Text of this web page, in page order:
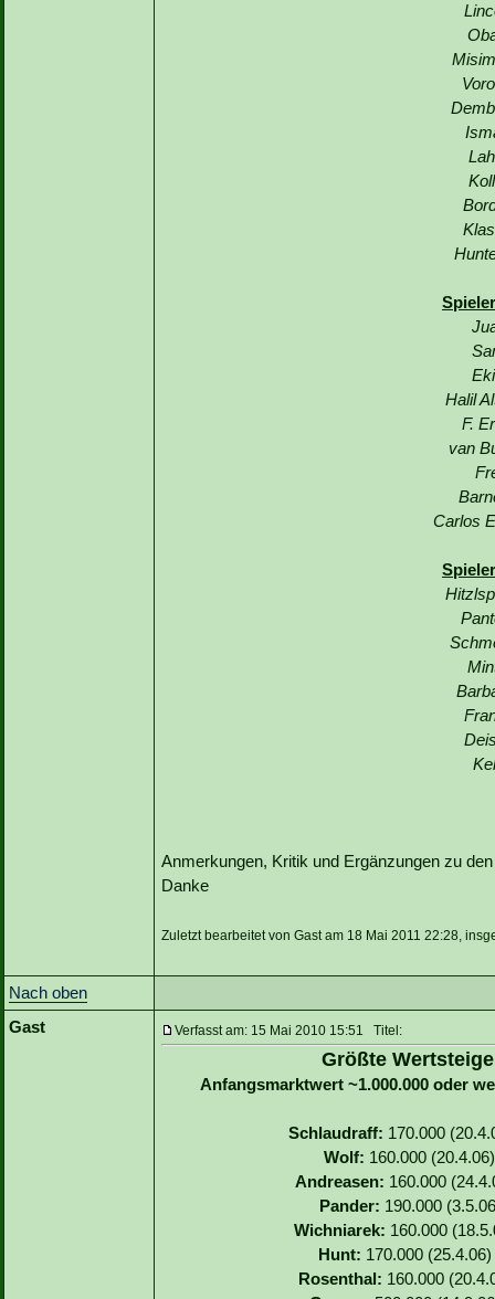
Halil
F.
van
Carlos
Anmerkungen, Kritik und Ergänzungen zu
Danke
Zuletzt bearbeitet von Gast am 18 Mai 2011 22:28,
Nach oben
Gast
Verfasst am: 15 Mai 2010 15:51 Titel:
Größte
Anfangsmarktwert ~1.000.000 oder
Schlaudraff: 170.000
Wolf: 160.000
Andreasen: 160.000
Pander: 190.000
Wichniarek: 160.000
Hunt: 170.000
Rosenthal: 160.000